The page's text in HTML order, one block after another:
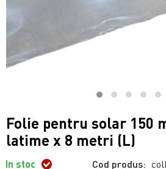
Folie pentru solar 150
latime x 8 metri (L)
In stoc Cod produs: